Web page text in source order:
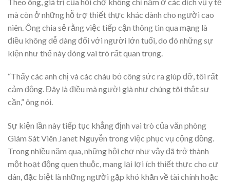
mà còn ở những hỗ trợ thiết thực khác dành cho người cao
niên. Ông chia sẻ rằng việc tiếp cận thông tin qua mạng là
điều không dễ dàng đối với người lớn tuổi, do đó những sự
kiện như thế này đóng vai trò rất quan trọng.
“Thấy các anh chị và các cháu bỏ công sức ra giúp đỡ, tôi rất
cảm động. Đây là điều mà người già như chúng tôi thật sự
cần,” ông nói.
Sự kiện lần này tiếp tục khẳng định vai trò của văn phòng
Giám Sát Viên Janet Nguyễn trong việc phục vụ cộng đồng.
Trong nhiều năm qua, những hội chợ như vậy đã trở thành
một hoạt động quen thuộc, mang lại lợi ích thiết thực cho cư
dân, đặc biệt là những người gặp khó khăn về tài chính hoặc